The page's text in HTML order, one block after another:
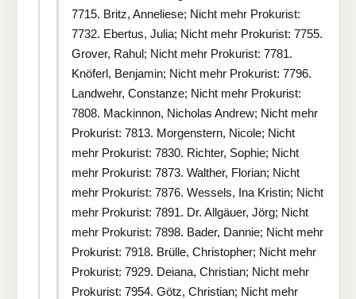
7715. Britz, Anneliese; Nicht mehr Prokurist:
7732. Ebertus, Julia; Nicht mehr Prokurist: 7755.
Grover, Rahul; Nicht mehr Prokurist: 7781.
Knöferl, Benjamin; Nicht mehr Prokurist: 7796.
Landwehr, Constanze; Nicht mehr Prokurist:
7808. Mackinnon, Nicholas Andrew; Nicht mehr
Prokurist: 7813. Morgenstern, Nicole; Nicht
mehr Prokurist: 7830. Richter, Sophie; Nicht
mehr Prokurist: 7873. Walther, Florian; Nicht
mehr Prokurist: 7876. Wessels, Ina Kristin; Nicht
mehr Prokurist: 7891. Dr. Allgäuer, Jörg; Nicht
mehr Prokurist: 7898. Bader, Dannie; Nicht mehr
Prokurist: 7918. Brülle, Christopher; Nicht mehr
Prokurist: 7929. Deiana, Christian; Nicht mehr
Prokurist: 7954. Götz, Christian; Nicht mehr